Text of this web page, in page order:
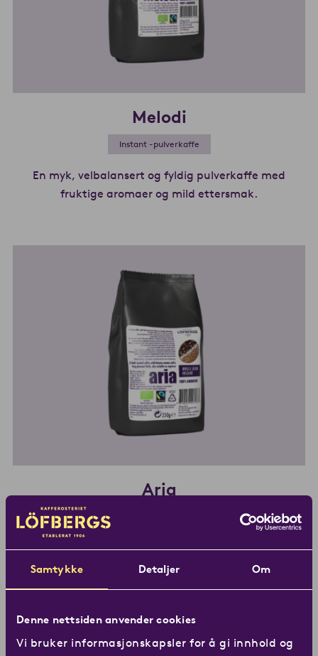
Samtykke Detaljer Om
Denne nettsiden anvender cookies
Vi bruker informasjonskapsler for å gi innhold og
Melodi
Instant -pulverkaffe
En myk, velbalansert og fyldig pulverkaffe med
fruktige aromaer og mild ettersmak.
Aria
En mørkbrent pulverkaffe med en intens kaffearoma
og en lang behagelig fruktig ettersmak.Les mer